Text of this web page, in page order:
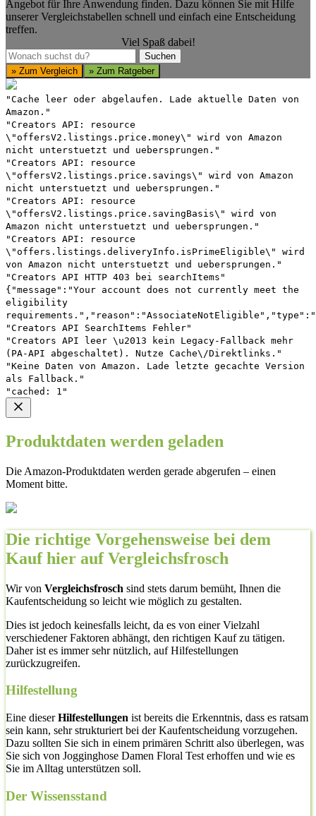
Angebot für Ihre Anwendung finden. Dazu können Sie mit Hilfe
unserer Vergleichstabellen schnell und einfach eine Entscheidung
treffen.
Viel Spaß dabei!
Suchen
Suchen
» Zum Vergleich
» Zum Ratgeber
"Cache leer oder abgelaufen. Lade aktuelle Daten von
Amazon."
"Creators API: resource
\"offersV2.listings.price.money\" wird von Amazon
nicht unterstuetzt und uebersprungen."
"Creators API: resource
\"offersV2.listings.price.savings\" wird von Amazon
nicht unterstuetzt und uebersprungen."
"Creators API: resource
\"offersV2.listings.price.savingBasis\" wird von
Amazon nicht unterstuetzt und uebersprungen."
"Creators API: resource
\"offers.listings.deliveryInfo.isPrimeEligible\" wird
von Amazon nicht unterstuetzt und uebersprungen."
"Creators API HTTP 403 bei searchItems"
{"message":"Your account does not currently meet the
eligibility
"Creators API SearchItems Fehler"
"Creators API leer \u2013 kein Legacy-Fallback mehr
(PA-API abgeschaltet). Nutze Cache\/Direktlinks."
"Keine Daten von Amazon. Lade letzte gecachte Version
als Fallback."
"cached: 1"
Produktdaten werden geladen
Die Amazon-Produktdaten werden gerade abgerufen – einen
Moment bitte.
Die richtige Vorgehensweise bei dem
Kauf hier auf Vergleichsfrosch
Wir von Vergleichsfrosch sind stets darum bemüht, Ihnen die
Kaufentscheidung so leicht wie möglich zu gestalten.
Dies ist jedoch keinesfalls leicht, da es von einer Vielzahl
verschiedener Faktoren abhängt, den richtigen Kauf zu tätigen.
Daher ist es immer sehr nützlich, auf Hilfestellungen
zurückzugreifen.
Hilfestellung
Eine dieserHilfestellungen ist bereits die Erkenntnis, dass es ratsam
sein kann, sehr strukturiert bei der Kaufentscheidung vorzugehen.
Dazu sollten Sie sich in einem primären Schritt also überlegen, was
Sie sich von Jogginghose Damen Floral Test erhoffen und wie es
Sie im Alltag unterstützen soll.
Der Wissensstand